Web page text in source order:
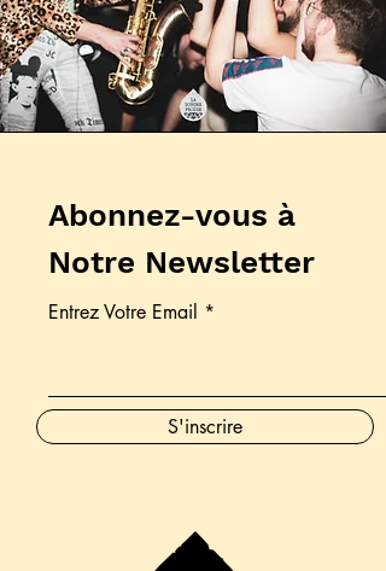
Abonnez-vous à
Notre Newsletter
Entrez Votre Email
S'inscrire